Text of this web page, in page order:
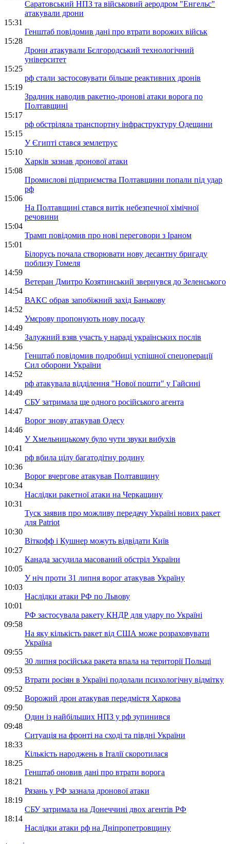
Саратовський НПЗ та військовий аеродром "Енгельс"
атакували дрони
15:31
Генштаб повідомив дані про втрати ворожих військ
15:28
Дрони атакували Бєлгородський технологічний
університет
15:25
рф стали застосовувати більше реактивних дронів
15:19
Зрадник наводив ракетно-дронові атаки ворога по
Полтавщині
15:17
рф обстріляла транспортну інфраструктуру Одещини
15:15
У Єгипті стався землетрус
15:10
Харків зазнав дронової атаки
15:08
Промислові підприємства Полтавщини попали під удар
рф
15:06
На Полтавщині стався витік небезпечної хімічної
речовини
15:04
Трамп повідомив про нові переговори з Іраном
15:01
Білорусь почала створювати нову десантну бригаду
поблизу Гомеля
14:59
Ветеран Дмитро Козятинський звернувся до Зеленського
14:54
ВАКС обрав запобіжний захід Банькову
14:52
Умєрову пропонують нову посаду
14:49
Залужний взяв участь у нараді українських послів
14:56
Генштаб повідомив подробиці успішної спецоперації
Сил оборони України
14:52
рф атакувала відділення "Нової пошти" у Гайсині
14:49
СБУ затримала ще одного російського агента
14:47
Ворог знову атакував Одесу
14:46
У Хмельницькому було чути звуки вибухів
10:41
рф вбила цілу багатодітну родину
10:36
Ворог вчергове атакував Полтавщину
10:34
Наслідки ракетної атаки на Черкащину
10:31
Туск заявив про можливу передачу Україні нових ракет
для Patriot
10:30
Віткофф і Кушнер можуть відвідати Київ
10:27
Канада засудила масований обстріл України
10:05
У ніч проти 31 липня ворог атакував Україну
10:03
Наслідки атаки РФ по Львову
10:01
РФ застосувала ракету КНДР для удару по Україні
09:58
На яку кількість ракет від США може розраховувати
Україна
09:55
30 липня російська ракета впала на території Польщі
09:53
Втрати росіян в Україні подолали психологічну відмітку
09:52
Ворожий дрон атакував передмістя Харкова
09:50
Один із найбільших НПЗ у рф зупинився
09:48
Ситуація на фронті на сході та півдні України
18:33
Кількість народжень в Італії скоротилася
18:25
Генштаб оновив дані про втрати ворога
18:21
Рязань у РФ зазнала дронової атаки
18:19
СБУ затримала на Донеччині двох агентів РФ
18:14
Наслідки атаки рф на Дніпропетровщину